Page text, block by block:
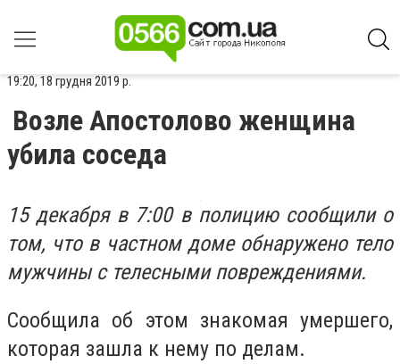
19:20, 18 грудня 2019 р.
Возле Апостолово женщина
убила соседа
15 декабря в 7:00 в полицию сообщили о
том, что в частном доме обнаружено тело
мужчины с телесными повреждениями.
Сообщила об этом знакомая умершего,
которая зашла к нему по делам.